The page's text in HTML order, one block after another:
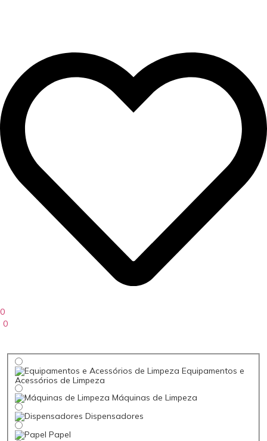
0
0
Equipamentos e
Acessórios de Limpeza
Máquinas de Limpeza
Dispensadores
Papel